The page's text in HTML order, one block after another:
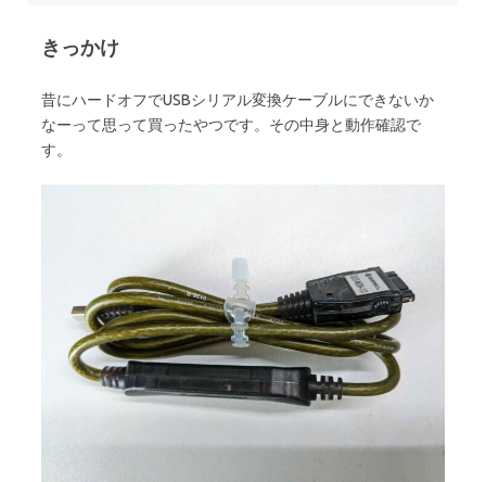
きっかけ
昔にハードオフでUSBシリアル変換ケーブルにできないか
なーって思って買ったやつです。その中身と動作確認で
す。